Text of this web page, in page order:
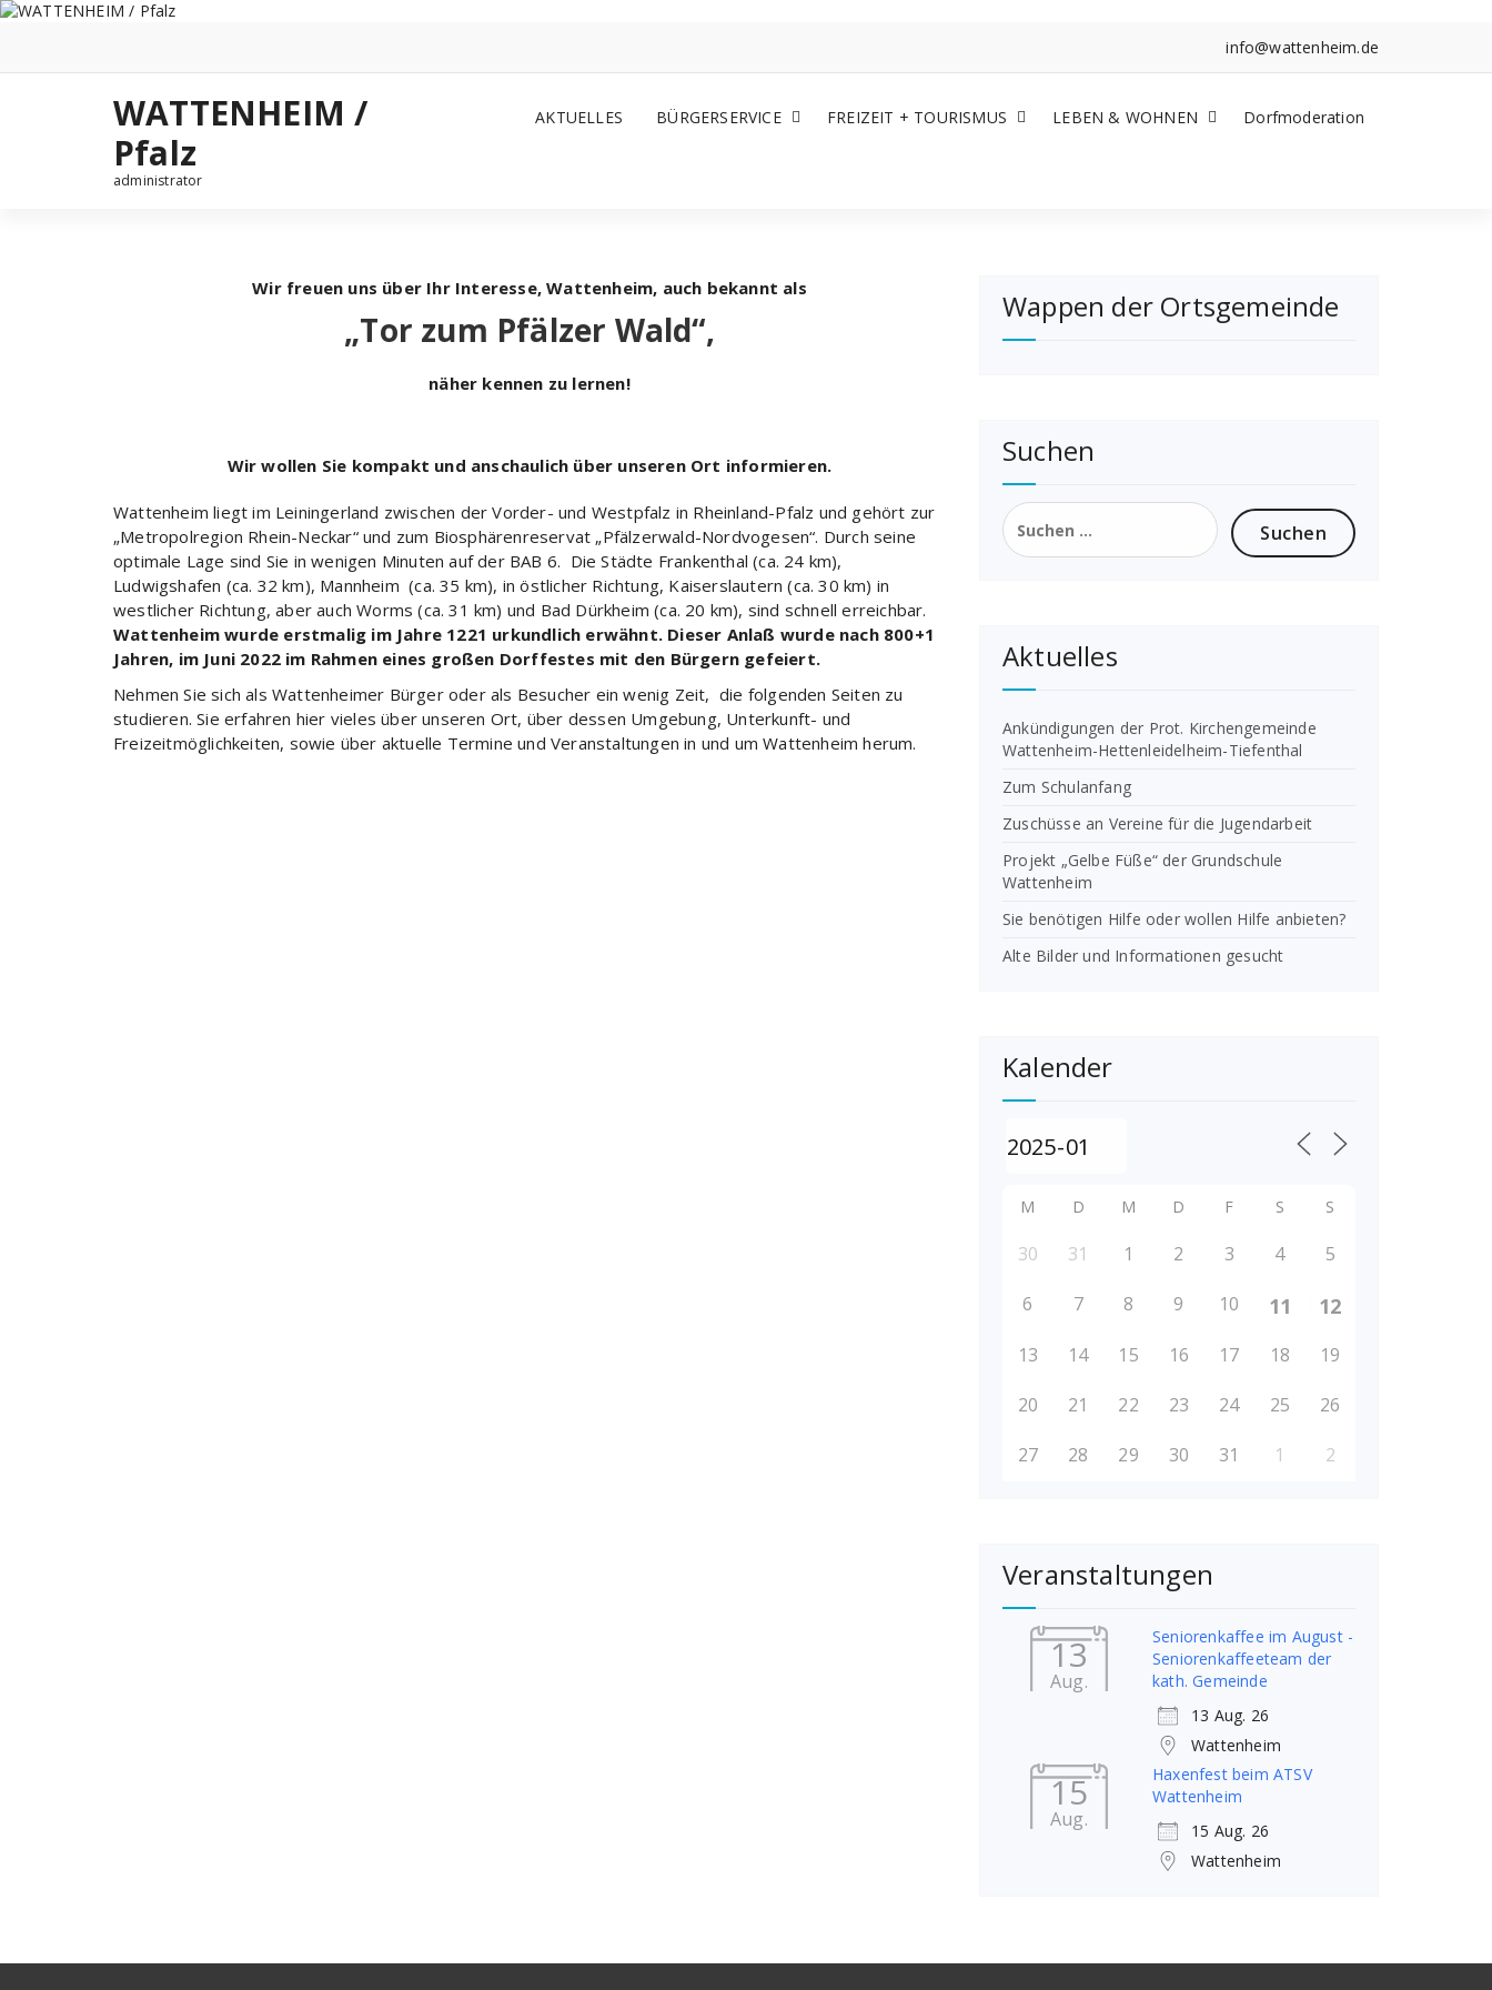
Zum
info@wattenheim.de
WATTENHEIM /
Pfalz
administrator
AKTUELLES BÜRGERSERVICE FREIZEIT + TOURISMUS LEBEN & WOHNEN Dorfmoderation
Wir freuen uns über Ihr Interesse, Wattenheim, auch bekannt als
„Tor zum Pfälzer Wald“,
näher kennen zu lernen!
Wir wollen Sie kompakt und anschaulich über unseren Ort informieren.
Wattenheim liegt im Leiningerland zwischen der Vorder- und Westpfalz in Rheinland-Pfalz und gehört zur
„Metropolregion Rhein-Neckar“ und zum Biosphärenreservat „Pfälzerwald-Nordvogesen“. Durch seine
optimale Lage sind Sie in wenigen Minuten auf der BAB 6. Die Städte Frankenthal (ca. 24 km),
Ludwigshafen (ca. 32 km), Mannheim (ca. 35 km), in östlicher Richtung, Kaiserslautern (ca. 30 km) in
westlicher Richtung, aber auch Worms (ca. 31 km) und Bad Dürkheim (ca. 20 km), sind schnell erreichbar.
Wattenheim wurde erstmalig im Jahre 1221 urkundlich erwähnt. Dieser Anlaß wurde nach 800+1
Jahren, im Juni 2022 im Rahmen eines großen Dorffestes mit den Bürgern gefeiert.
Nehmen Sie sich als Wattenheimer Bürger oder als Besucher ein wenig Zeit, die folgenden Seiten zu
studieren. Sie erfahren hier vieles über unseren Ort, über dessen Umgebung, Unterkunft- und
Freizeitmöglichkeiten, sowie über aktuelle Termine und Veranstaltungen in und um Wattenheim herum.
Wappen der Ortsgemeinde
Suchen
Suchen
nach:
Aktuelles
Ankündigungen der Prot. Kirchengemeinde
Wattenheim-Hettenleidelheim-Tiefenthal
Zum Schulanfang
Zuschüsse an Vereine für die Jugendarbeit
Projekt „Gelbe Füße“ der Grundschule
Wattenheim
Sie benötigen Hilfe oder wollen Hilfe anbieten?
Alte Bilder und Informationen gesucht
Kalender
M D M D F S S
30 31 1 2 3 4 5
6 7 8 9 10 11 12
13 14 15 16 17 18 19
20 21 22 23 24 25 26
27 28 29 30 31 1 2
Veranstaltungen
13
Aug.
Seniorenkaffee im August -
Seniorenkaffeeteam der
kath. Gemeinde
13 Aug. 26
Wattenheim
15
Aug.
Haxenfest beim ATSV
Wattenheim
15 Aug. 26
Wattenheim